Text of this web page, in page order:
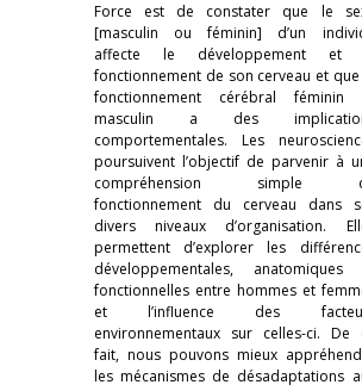
Force est de constater que le
[masculin ou féminin] d’un
affecte le développement et
fonctionnement de son cerveau et que
fonctionnement cérébral féminin
masculin a des
comportementales. Les
poursuivent l’objectif de parvenir à
compréhension simple
fonctionnement du cerveau dans
divers niveaux d’organisation.
permettent d’explorer les
développementales, anatomiques
fonctionnelles entre hommes et
et l’influence des
environnementaux sur celles-ci. De
fait, nous pouvons mieux
les mécanismes de désadaptations